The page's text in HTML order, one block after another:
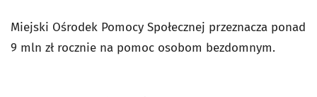
Miejski Ośrodek Pomocy Społecznej przeznacza ponad
9 mln zł rocznie na pomoc osobom bezdomnym.